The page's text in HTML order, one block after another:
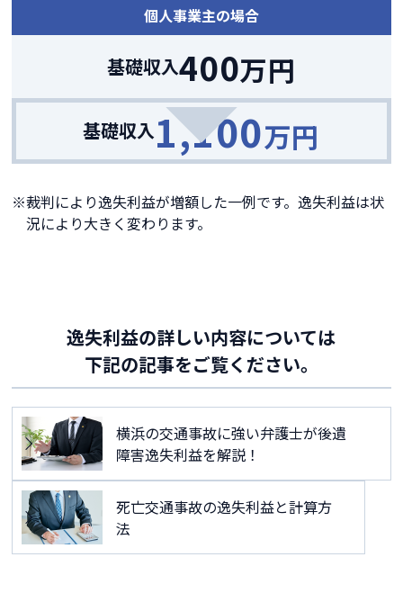
個人事業主の場合
基礎収入400万円
基礎収入1,100万円
裁判により逸失利益が増額した一例です。逸失利益は状
況により大きく変わります。
逸失利益の詳しい内容については
下記の記事をご覧ください。
横浜の交通事故に強い弁護士が後遺
障害逸失利益を解説！
死亡交通事故の逸失利益と計算方
法